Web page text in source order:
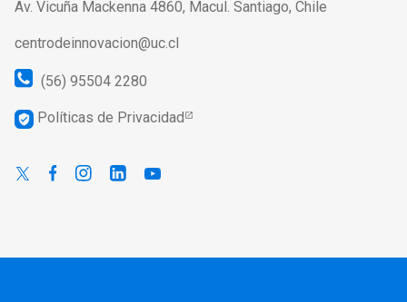
Av. Vicuña Mackenna 4860, Macul. Santiago, Chile
centrodeinnovacion@uc.cl
(56) 95504 2280
verified_user Políticas de Privacidad